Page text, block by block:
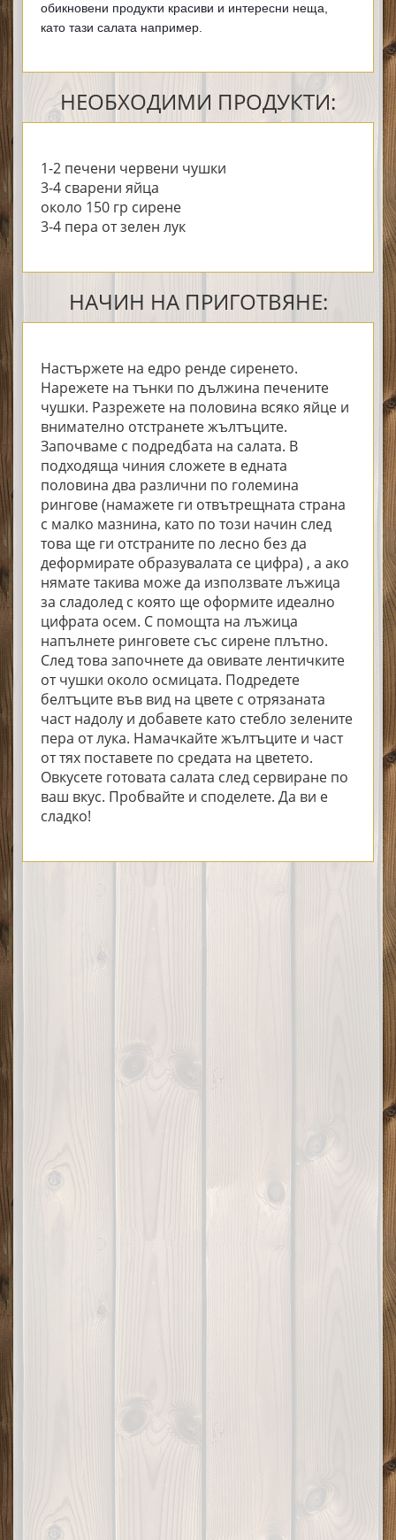
обикновени продукти красиви и интересни неща,
като тази салата например.
НЕОБХОДИМИ ПРОДУКТИ:
1-2 печени червени чушки
3-4 сварени яйца
около 150 гр сирене
3-4 пера от зелен лук
НАЧИН НА ПРИГОТВЯНЕ:
Настържете на едро ренде сиренето.
Нарежете на тънки по дължина печените
чушки. Разрежете на половина всяко яйце и
внимателно отстранете жълтъците.
Започваме с подредбата на салата. В
подходяща чиния сложете в едната
половина два различни по големина
рингове (намажете ги отвътрещната страна
с малко мазнина, като по този начин след
това ще ги отстраните по лесно без да
деформирате образувалата се цифра) , а ако
нямате такива може да използвате лъжица
за сладолед с която ще оформите идеално
цифрата осем. С помощта на лъжица
напълнете ринговете със сирене плътно.
След това започнете да овивате лентичките
от чушки около осмицата. Подредете
белтъците във вид на цвете с отрязаната
част надолу и добавете като стебло зелените
пера от лука. Намачкайте жълтъците и част
от тях поставете по средата на цветето.
Овкусете готовата салата след сервиране по
ваш вкус. Пробвайте и споделете. Да ви е
сладко!